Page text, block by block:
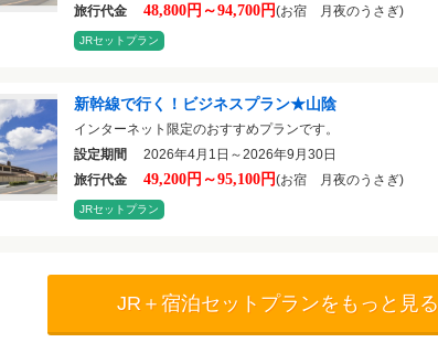
旅行代金
48,800円～94,700円(お宿 月夜のうさぎ)
JRセットプラン
新幹線で行く！ビジネスプラン★山陰
インターネット限定のおすすめプランです。
設定期間 2026年4月1日～2026年9月30日
旅行代金
49,200円～95,100円(お宿 月夜のうさぎ)
JRセットプラン
JR＋宿泊セットプランをもっと見る